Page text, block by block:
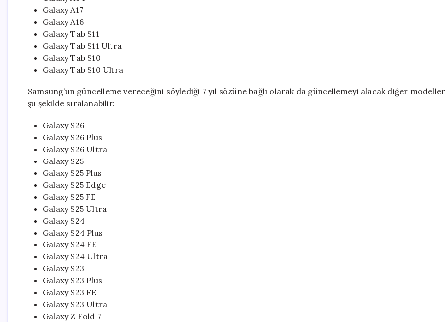
Galaxy A17
Galaxy A16
Galaxy Tab S11
Galaxy Tab S11 Ultra
Galaxy Tab S10+
Galaxy Tab S10 Ultra
Samsung’un güncelleme vereceğini söylediği 7 yıl sözüne bağlı olarak da güncellemeyi alacak diğer modeller
şu şekilde sıralanabilir:
Galaxy S26
Galaxy S26 Plus
Galaxy S26 Ultra
Galaxy S25
Galaxy S25 Plus
Galaxy S25 Edge
Galaxy S25 FE
Galaxy S25 Ultra
Galaxy S24
Galaxy S24 Plus
Galaxy S24 FE
Galaxy S24 Ultra
Galaxy S23
Galaxy S23 Plus
Galaxy S23 FE
Galaxy S23 Ultra
Galaxy Z Fold 7